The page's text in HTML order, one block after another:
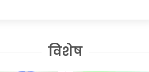
विशेष